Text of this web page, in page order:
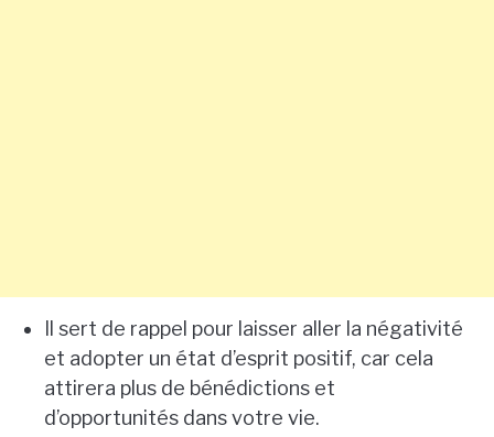
Il sert de rappel pour laisser aller la négativité
et adopter un état d’esprit positif, car cela
attirera plus de bénédictions et
d’opportunités dans votre vie.